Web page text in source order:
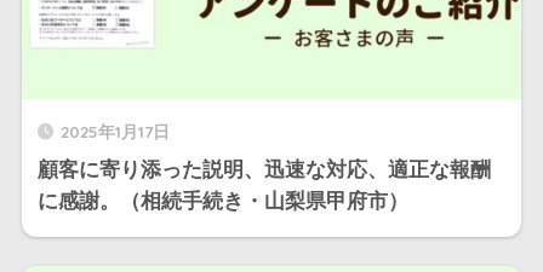
2025年1月17日
顧客に寄り添った説明、迅速な対応、適正な報酬
に感謝。（相続手続き・山梨県甲府市）